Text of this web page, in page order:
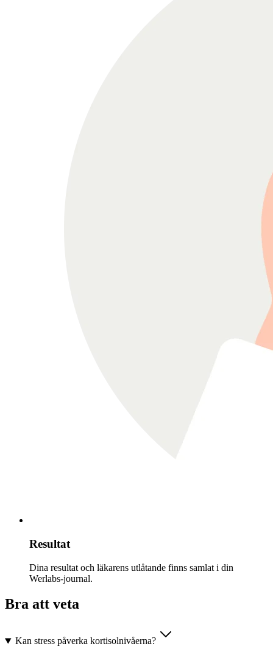
Resultat
Dina resultat och läkarens utlåtande finns samlat i din
Werlabs-journal.
Bra att veta
Kan stress påverka kortisolnivåerna?